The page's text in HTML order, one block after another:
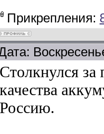
Прикрепления:
Столкнулся
качества
Россию.